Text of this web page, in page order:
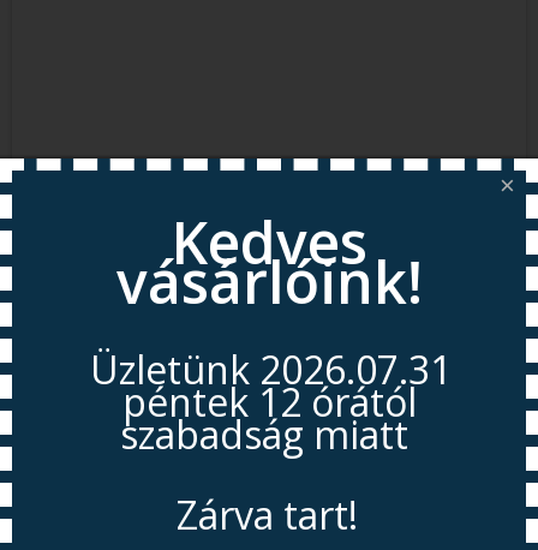
Állítható Átalakító Adaptergyűrű 22/24,
2.490 Ft
×
Kedves
vásárlóink!
Üzletünk 2026.07.31
péntek 12 órától
szabadság miatt
Zárva tart!